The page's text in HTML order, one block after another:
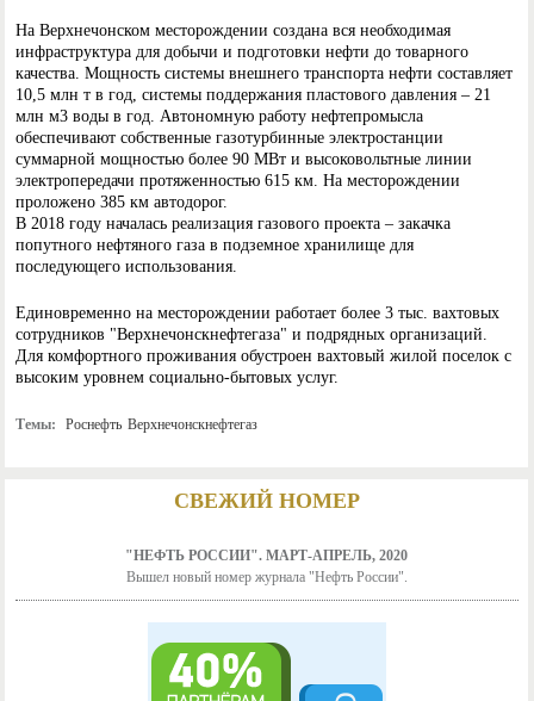
На Верхнечонском месторождении создана вся необходимая
инфраструктура для добычи и подготовки нефти до товарного
качества. Мощность системы внешнего транспорта нефти составляет
10,5 млн т в год, системы поддержания пластового давления – 21
млн м3 воды в год. Автономную работу нефтепромысла
обеспечивают собственные газотурбинные электростанции
суммарной мощностью более 90 МВт и высоковольтные линии
электропередачи протяженностью 615 км. На месторождении
проложено 385 км автодорог.
В 2018 году началась реализация газового проекта – закачка
попутного нефтяного газа в подземное хранилище для
последующего использования.
Единовременно на месторождении работает более 3 тыс. вахтовых
сотрудников "Верхнечонскнефтегаза" и подрядных организаций.
Для комфортного проживания обустроен вахтовый жилой поселок с
высоким уровнем социально-бытовых услуг.
Темы: Роснефть Верхнечонскнефтегаз
СВЕЖИЙ НОМЕР
"НЕФТЬ РОССИИ". МАРТ-АПРЕЛЬ, 2020
Вышел новый номер журнала "Нефть России".